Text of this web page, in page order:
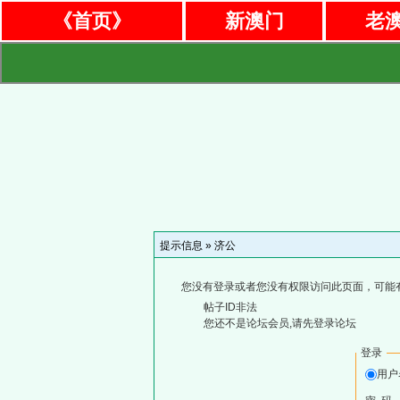
《首页》 新澳门 老
提示信息 » 济公
您没有登录或者您没有权限访问此页面，可能
帖子ID非法
您还不是论坛会员,请先登录论坛
登录
用